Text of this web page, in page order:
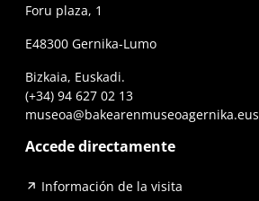
Foru plaza, 1
E48300 Gernika-Lumo
Bizkaia, Euskadi.
(+34) 94 627 02 13
museoa@bakearenmuseoagernika.eus
Accede directamente
Información de la visita